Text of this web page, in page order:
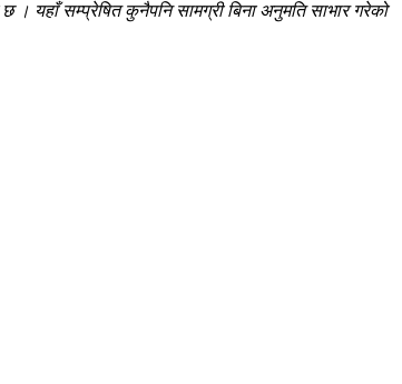
। यहाँ सम्प्रेषित कुनैपनि सामग्री बिना अनुमति साभार गरेको